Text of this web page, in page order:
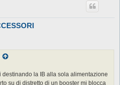
la IB alla sola alimentazione
su di distretto di un booster mi blocca